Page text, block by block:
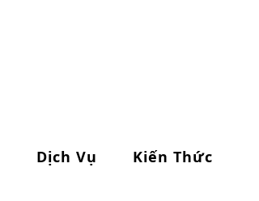
Dịch Vụ Kiến Thức